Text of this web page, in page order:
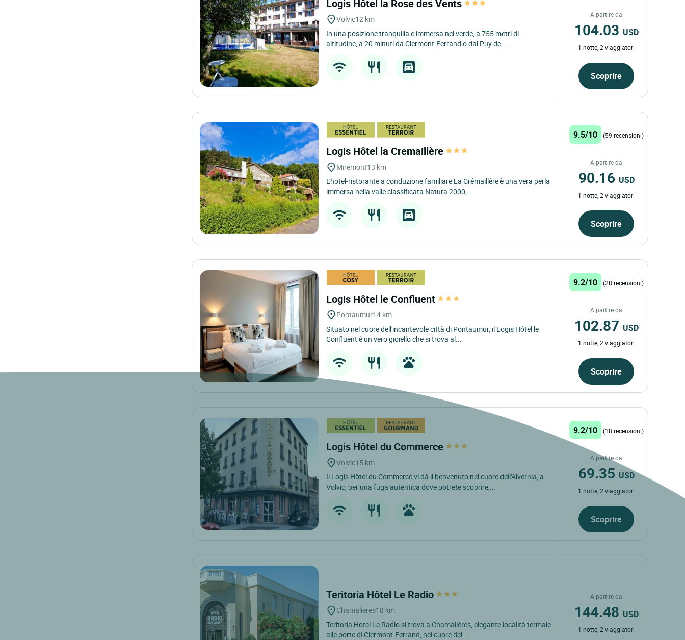
Logis Hôtel la Rose des Vents
Volvic12 km
In una posizione tranquilla e immersa nel verde, a 755 metri di
altitudine, a 20 minuti da Clermont-Ferrand o dal Puy de...
A partire da
104.03 USD
1 notte, 2 viaggiatori
Scoprire
Logis Hôtel la Cremaillère
Miremont13 km
L'hotel-ristorante a conduzione familiare La Crémaillère è una vera perla
immersa nella valle classificata Natura 2000,...
9.5/10 (59 recensioni)
A partire da
90.16 USD
1 notte, 2 viaggiatori
Scoprire
Logis Hôtel le Confluent
Pontaumur14 km
Situato nel cuore dell'incantevole città di Pontaumur, il Logis Hôtel le
Confluent è un vero gioiello che si trova al...
9.2/10 (28 recensioni)
A partire da
102.87 USD
1 notte, 2 viaggiatori
Scoprire
Logis Hôtel du Commerce
Volvic15 km
Il Logis Hôtel du Commerce vi dà il benvenuto nel cuore dell'Alvernia, a
Volvic, per una fuga autentica dove potrete scoprire,...
9.2/10 (18 recensioni)
A partire da
69.35 USD
1 notte, 2 viaggiatori
Scoprire
Teritoria Hôtel Le Radio
Chamalieres18 km
Teritoria Hotel Le Radio si trova a Chamalières, elegante località termale
alle porte di Clermont-Ferrand, nel cuore del...
A partire da
144.48 USD
1 notte, 2 viaggiatori